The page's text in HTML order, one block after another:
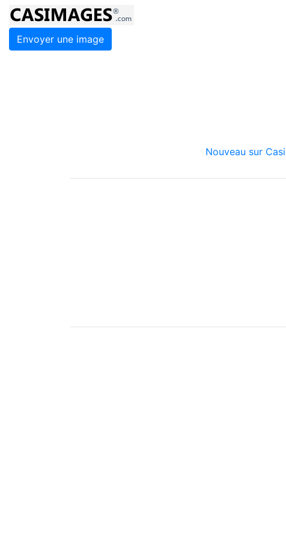
Envoyer une image
Nouveau sur